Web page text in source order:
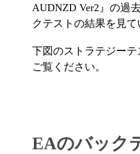
AUDNZD Ver2』の過
クテストの結果を見て
下図のストラテジー
ご覧ください。
EAのバック